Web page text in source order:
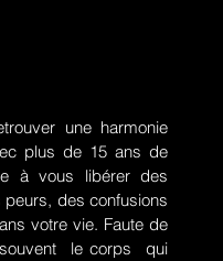
une harmonie
plus de 15 ans de
à vous libérer des
des confusions
votre vie. Faute de
le corps qui